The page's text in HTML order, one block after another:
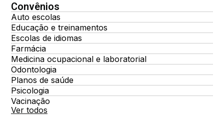
Convênios
Auto escolas
Educação e treinamentos
Escolas de idiomas
Farmácia
Medicina ocupacional e laboratorial
Odontologia
Planos de saúde
Psicologia
Vacinação
Ver todos